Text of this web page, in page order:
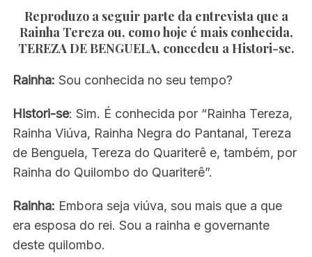
Reproduzo a seguir parte da entrevista que a
Rainha Tereza ou, como hoje é mais conhecida,
TEREZA DE BENGUELA, concedeu aHistori-se.
Rainha: Sou conhecida no seu tempo?
Histori-se: Sim. É conhecida por “Rainha Tereza,
Rainha Viúva, Rainha Negra do Pantanal, Tereza
de Benguela, Tereza do Quariterê e, também, por
Rainha do Quilombo do Quariterê”.
Rainha: Embora seja viúva, sou mais que a que
era esposa do rei. Sou a rainha e governante
deste quilombo.